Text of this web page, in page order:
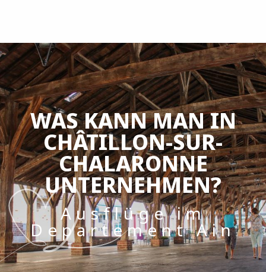
principal
WAS KANN MAN IN
CHÂTILLON-SUR-
CHALARONNE
UNTERNEHMEN?
Ausflüge im
Departement Ain